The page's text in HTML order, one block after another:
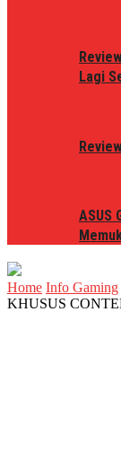
Lagi
ASUS
Home Info Gaming
KHUSUS